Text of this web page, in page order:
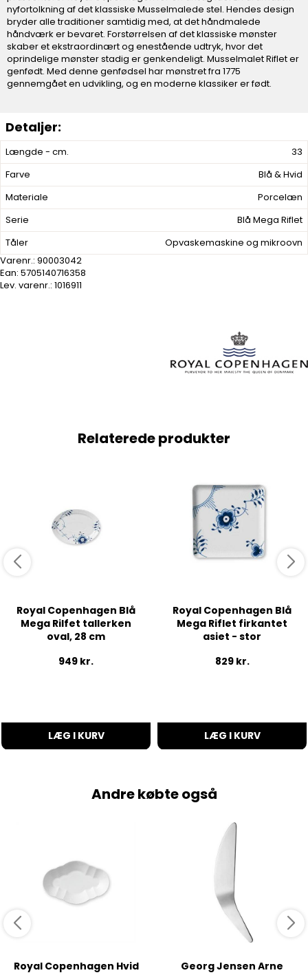
Længde - cm.
33
Farve
Blå & Hvid
Materiale
Porcelæn
Serie
Blå Mega Riflet
Tåler
Opvaskemaskine og mikroovn
Varenr.: 90003042
Ean: 5705140716358
Lev. varenr.: 1016911
nyfortolkning af det klassiske Musselmalede stel. Hendes design
bryder alle traditioner samtidig med, at det håndmalede
håndværk er bevaret. Forstørrelsen af det klassiske mønster
skaber et ekstraordinært og enestående udtryk, hvor det
oprindelige mønster stadig er genkendeligt. Musselmalet Riflet er
genfødt. Med denne genfødsel har mønstret fra 1775
gennemgået en udvikling, og en moderne klassiker er født.
Relaterede produkter
Royal Copenhagen Blå
Mega Rilfet tallerken
oval, 28 cm
949 kr.
LÆG I KURV
Royal Copenhagen Blå
Mega Riflet firkantet
asiet - stor
829 kr.
LÆG I KURV
Andre købte også
Royal Copenhagen Hvid
Georg Jensen Arne